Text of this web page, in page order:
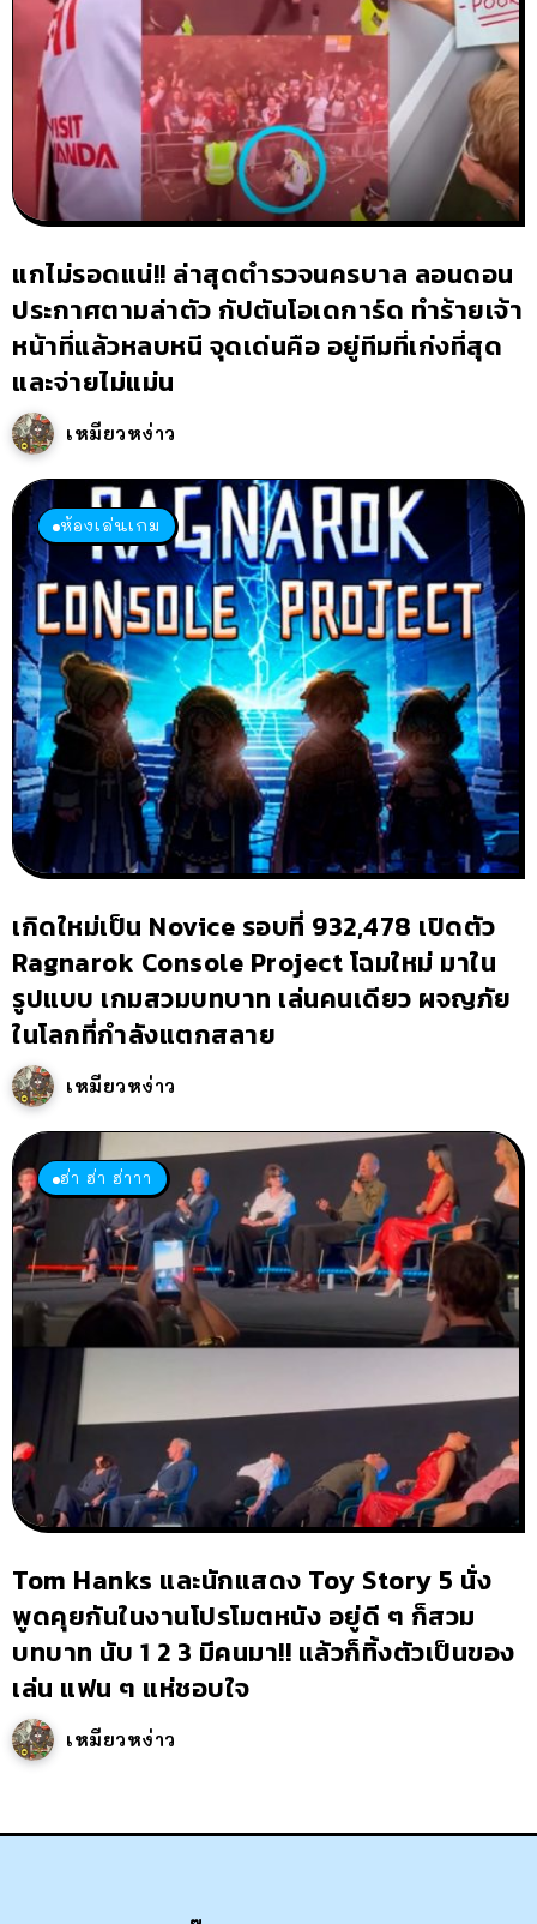
แกไม่รอดแน่!! ล่าสุดตำรวจนครบาล ลอนดอน
ประกาศตามล่าตัว กัปตันโอเดการ์ด ทำร้ายเจ้า
หน้าที่แล้วหลบหนี จุดเด่นคือ อยู่ทีมที่เก่งที่สุด
และจ่ายไม่แม่น
เหมียวหง่าว
ห้องเล่นเกม
เกิดใหม่เป็น Novice รอบที่ 932,478 เปิดตัว
Ragnarok Console Project โฉมใหม่ มาใน
รูปแบบ เกมสวมบทบาท เล่นคนเดียว ผจญภัย
ในโลกที่กำลังแตกสลาย
เหมียวหง่าว
ฮ่า ฮ่า ฮ่าาา
Tom Hanks และนักแสดง Toy Story 5 นั่ง
พูดคุยกันในงานโปรโมตหนัง อยู่ดี ๆ ก็สวม
บทบาท นับ 1 2 3 มีคนมา!! แล้วก็ทิ้งตัวเป็นของ
เล่น แฟน ๆ แห่ชอบใจ
เหมียวหง่าว